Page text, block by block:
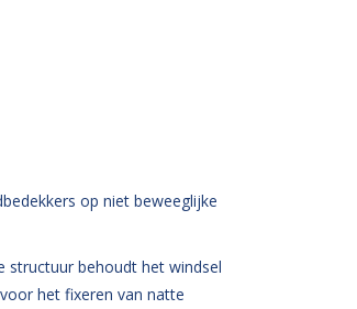
op niet beweeglijke
structuur behoudt het windsel
het fixeren van natte